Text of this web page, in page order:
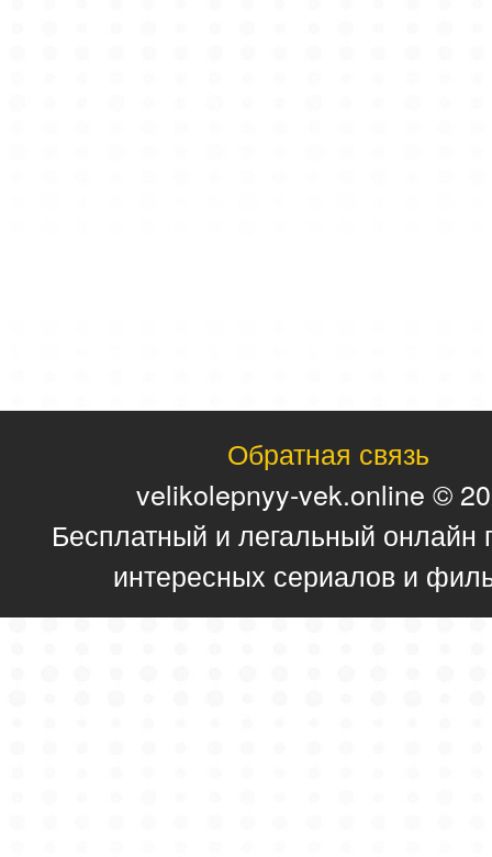
Обратная связь
velikolepnyy-vek.online ©
Бесплатный и легальный онлайн
интересных сериалов и